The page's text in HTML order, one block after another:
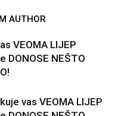
AUTHOR
VEOMA LIJEP
DONOSE NEŠTO
vas VEOMA LIJEP